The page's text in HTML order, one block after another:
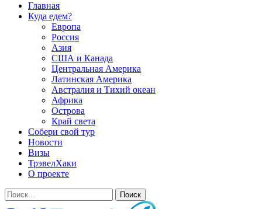
Главная
Куда едем?
Европа
Россия
Азия
США и Канада
Центральная Америка
Латинская Америка
Австралия и Тихий океан
Африка
Острова
Край света
Собери свой тур
Новости
Визы
ТрэвелХаки
О проекте